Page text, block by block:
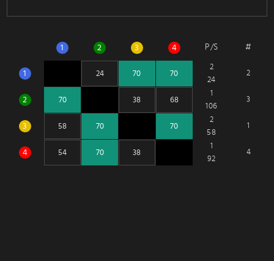
1 2 3 4 P/S #
1
2
24
2
2
1
106
3
3
2
58
1
4
1
92
4